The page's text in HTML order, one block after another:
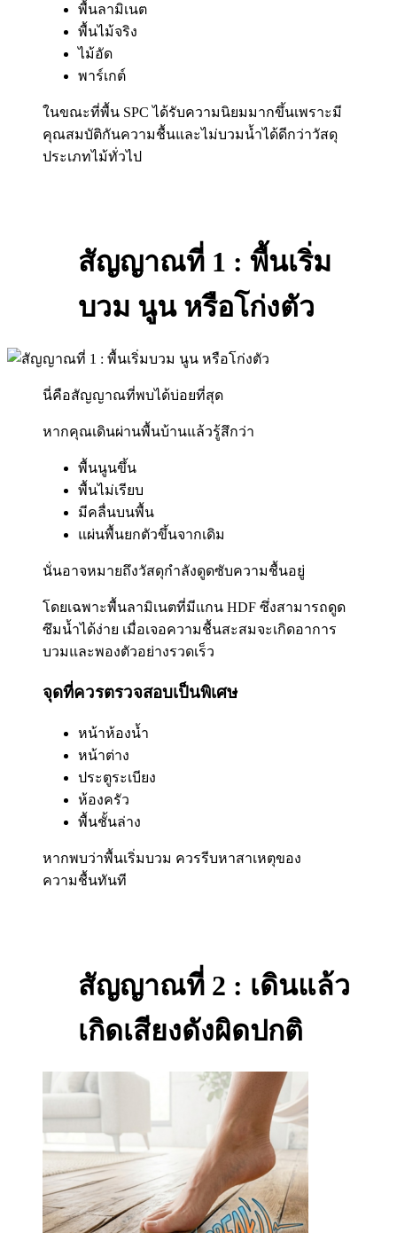
พื้นลามิเนต
พื้นไม้จริง
ไม้อัด
พาร์เกต์
ในขณะที่พื้น SPC ได้รับความนิยมมากขึ้นเพราะมี
คุณสมบัติกันความชื้นและไม่บวมน้ำได้ดีกว่าวัสดุ
ประเภทไม้ทั่วไป
สัญญาณที่ 1 : พื้นเริ่ม
บวม นูน หรือโก่งตัว
นี่คือสัญญาณที่พบได้บ่อยที่สุด
หากคุณเดินผ่านพื้นบ้านแล้วรู้สึกว่า
พื้นนูนขึ้น
พื้นไม่เรียบ
มีคลื่นบนพื้น
แผ่นพื้นยกตัวขึ้นจากเดิม
นั่นอาจหมายถึงวัสดุกำลังดูดซับความชื้นอยู่
โดยเฉพาะพื้นลามิเนตที่มีแกน HDF ซึ่งสามารถดูด
ซึมน้ำได้ง่าย เมื่อเจอความชื้นสะสมจะเกิดอาการ
บวมและพองตัวอย่างรวดเร็ว
จุดที่ควรตรวจสอบเป็นพิเศษ
หน้าห้องน้ำ
หน้าต่าง
ประตูระเบียง
ห้องครัว
พื้นชั้นล่าง
หากพบว่าพื้นเริ่มบวม ควรรีบหาสาเหตุของ
ความชื้นทันที
สัญญาณที่ 2 : เดินแล้ว
เกิดเสียงดังผิดปกติ